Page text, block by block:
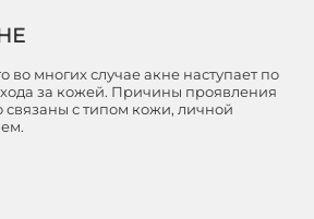
во многих случае акне наступает по
за кожей. Причины проявления
связаны с типом кожи, личной